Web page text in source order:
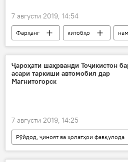
7 августи 2019, 14:54
Фарҳанг китобҳо
фурӯш
Раҷаббой Аҳмадзода
Ҷароҳати шаҳрванди Тоҷикистон
асари таркиши автомобил дар
Магнитогорск
7 августи 2019, 14:25
Рӯйдод, ҷиноят ва ҳолатҳои фавқулода
муҳоҷири тоҷик
таркиш